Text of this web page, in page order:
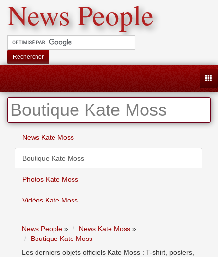
News People
Rechercher
Boutique Kate Moss
News Kate Moss
Boutique Kate Moss
Photos Kate Moss
Vidéos Kate Moss
News People » News Kate Moss »
Boutique Kate Moss
Les derniers objets officiels Kate Moss : T-shirt, posters,